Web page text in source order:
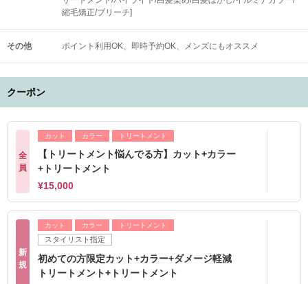
縮毛矯正/ブリーチ]
その他 ポイント利用OK 即時予約OK メンズにもオススメ
クーポン
全
員
カット カラー トリートメント
【トリートメント悩んでる方】カット+カラー
+トリートメント
¥15,000
新
規
カット カラー トリートメント
スタイリスト指定
初めての方限定カット+カラー+ダメージ軽減
トリートメント+トリートメント